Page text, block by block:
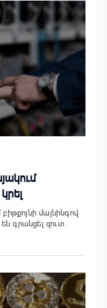
մայնինգով
գրանցել զուտ